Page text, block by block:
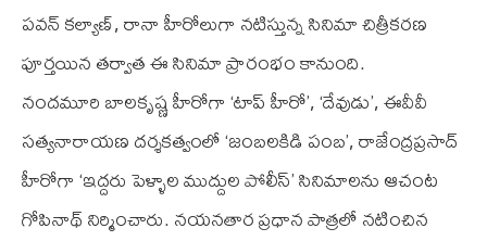
పవన్ కల్యాణ్, రానా హీరోలుగా నటిస్తున్న సినిమా చిత్రీకరణ
పూర్తయిన తర్వాత ఈ సినిమా ప్రారంభం కానుంది.
నందమూరి బాలకృష్ణ హీరోగా ‘టాప్ హీరో’, ‘దేవుడు’, ఈవీవీ
సత్యనారాయణ దర్శకత్వంలో ‘జంబలకిడి పంబ’, రాజేంద్రప్రసాద్
హీరోగా ‘ఇద్దరు పెళ్ళాల ముద్దుల పోలీస్’ సినిమాలను ఆచంట
గోపినాథ్ నిర్మించారు. నయనతార ప్రధాన పాత్రలో నటించిన